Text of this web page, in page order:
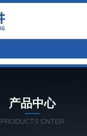
产品中心
PRODUCTS CNTER